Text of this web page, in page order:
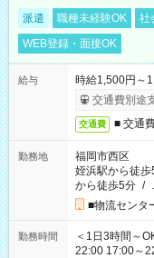
派遣 職種未経験OK 社
WEB登録・面接OK
給与
時給1,500円～
交通費別途
交通費 ■ 交通
勤務地
福岡市西区
姪浜駅から徒歩
から徒歩5分 /
■物流セン
勤務時間
＜1日3時間～OK！＞ ▼ 例えば… ▼ 15:00
22:00 17:00～22:00 など こちら以外の